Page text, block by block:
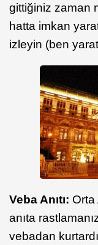
gittiğiniz zaman
hatta imkan
izleyin (ben
Veba Anıtı: Orta
anıta
vebadan